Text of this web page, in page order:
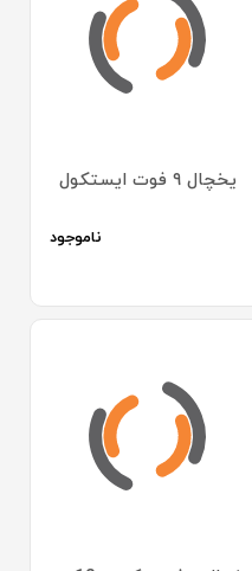
یخچال ۹ فوت ایستکول
ناموجود